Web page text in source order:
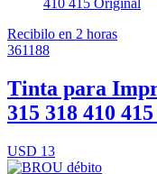
Recibilo en 2 horas
361188
Tinta para
315 318 410
USD 13